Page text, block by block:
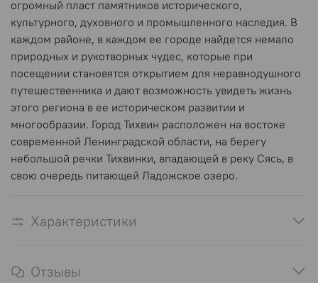
огромный пласт памятников исторического,
культурного, духовного и промышленного наследия. В
каждом районе, в каждом ее городе найдется немало
природных и рукотворных чудес, которые при
посещении становятся открытием для неравнодушного
путешественника и дают возможность увидеть жизнь
этого региона в ее историческом развитии и
многообразии. Город Тихвин расположен на востоке
современной Ленинградской области, на берегу
небольшой речки Тихвинки, впадающей в реку Сясь, в
свою очередь питающей Ладожское озеро.
Характеристики
Отзывы